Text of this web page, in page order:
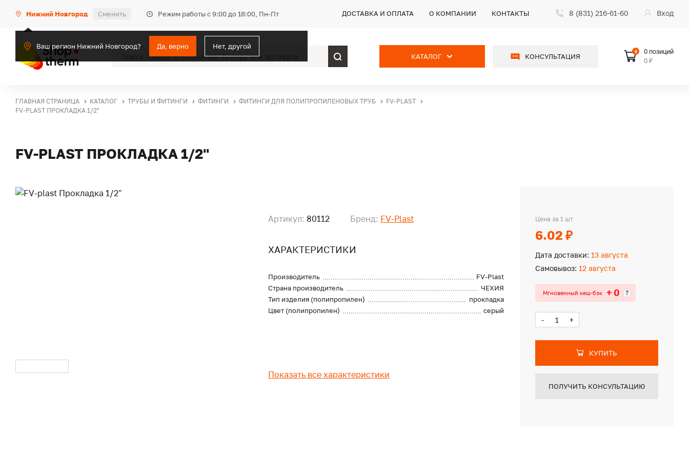
Нижний Новгород Сменить Режим работы с 9:00 до 18:00, Пн-Пт
Ваш регион Нижний Новгород? Да, верно Нет, другой
ДОСТАВКА И ОПЛАТА О КОМПАНИИ КОНТАКТЫ 8 (831) 216-61-60 Вход
КАТАЛОГ КОНСУЛЬТАЦИЯ
0
0 позиций
0 ₽
ГЛАВНАЯ СТРАНИЦА КАТАЛОГ ТРУБЫ И ФИТИНГИ ФИТИНГИ ФИТИНГИ ДЛЯ ПОЛИПРОПИЛЕНОВЫХ ТРУБ
FV-PLAST
FV-PLAST ПРОКЛАДКА 1/2"
FV-PLAST ПРОКЛАДКА 1/2"
Артикул: 80112 Бренд: FV-Plast
ХАРАКТЕРИСТИКИ
Производитель
FV-Plast
Страна производитель
ЧЕХИЯ
Тип изделия (полипропилен)
прокладка
Цвет (полипропилен)
серый
Показать все характеристики
Цена за 1 шт
6.02 ₽
Дата доставки: 13 августа
Самовывоз: 12 августа
Мгновенный кеш-бэк + 0 ?
- +
КУПИТЬ
ПОЛУЧИТЬ КОНСУЛЬТАЦИЮ